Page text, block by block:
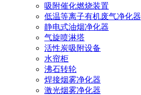
吸附催化燃烧装置
低温等离子有机废气净化器
静电式油烟净化器
气旋喷淋塔
活性炭吸附设备
水帘柜
​​沸石转轮
焊接烟雾净化器
激光烟雾净化器